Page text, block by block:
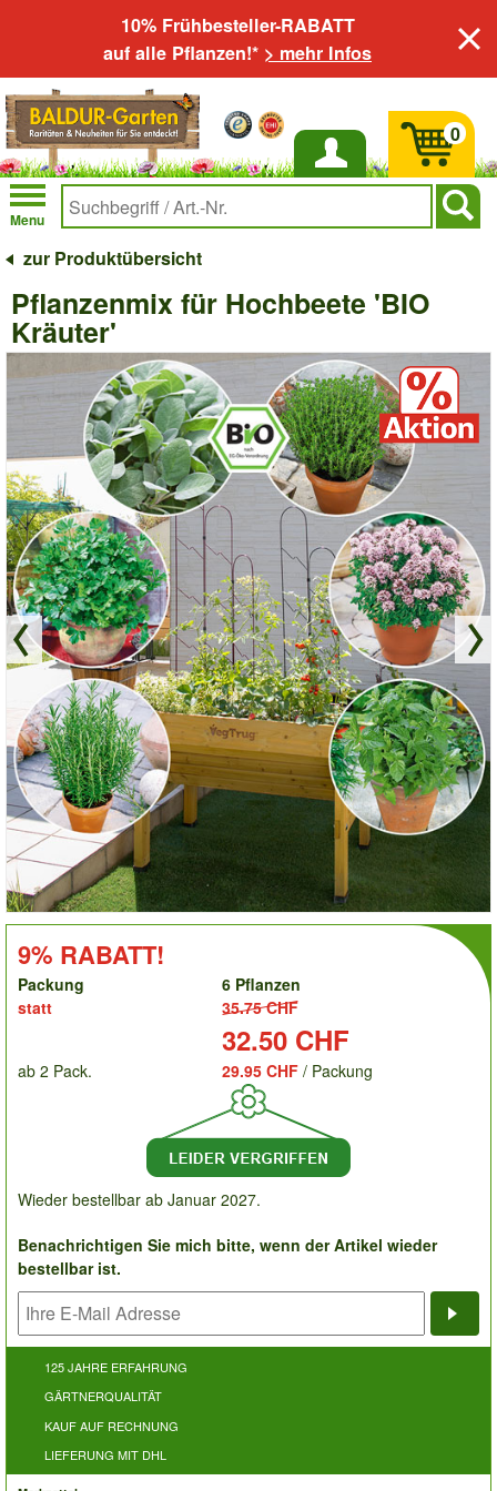
10% Frühbesteller-RABATT
auf alle Pflanzen!* > mehr Infos
Anmelden
Menu
0
zur Produktübersicht
Pflanzenmix für Hochbeete 'BIO
Kräuter'
order
RABATT!:
9% RABATT!
Packung
6 Pflanzen
statt
35.75 CHF
32.50 CHF
ab 2 Pack. 29.95 CHF / Packung
Wieder bestellbar ab Januar 2027.
Benachrichtigen Sie mich bitte, wenn der Artikel wieder
bestellbar ist.
125 JAHRE ERFAHRUNG
GÄRTNERQUALITÄT
KAUF AUF RECHNUNG
LIEFERUNG MIT DHL